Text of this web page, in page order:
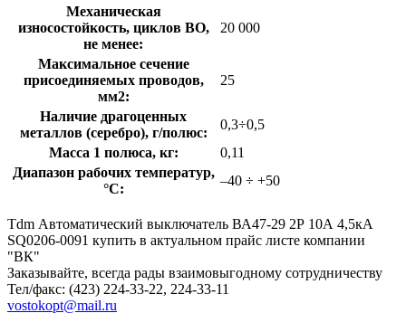
Механическая
износостойкость, циклов В­О,
не менее:
20 000
Максимальное сечение
присоединяемых проводов,
мм2:
25
Наличие драгоценных
металлов (серебро), г/полюс:
0,3÷0,5
Масса 1 полюса, кг:
0,11
Диапазон рабочих температур,
°С:
–40 ÷ +50
Tdm Автоматический выключатель ВА47-29 2Р 10А 4,5кА
SQ0206-0091 купить в актуальном прайс листе компании
"ВК"
Заказывайте, всегда рады взаимовыгодному сотрудничеству
Тел/факс: (423) 224-33-22, 224-33-11
vostokopt@mail.ru